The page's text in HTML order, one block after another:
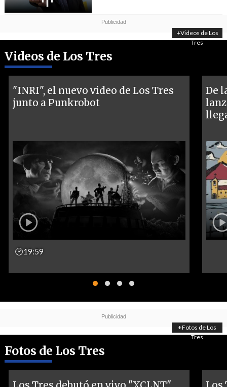
Videos de Los Tres
+Videos de Los
Tres
"INRI", el nuevo video de Los Tres
junto a Punkrobot
🕑19:59
De
Fotos de Los Tres
+Fotos de Los
Tres